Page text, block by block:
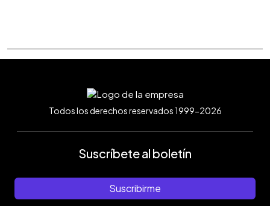
Todos los derechos reservados 1999-2026
Suscríbete al boletín
Suscribirme